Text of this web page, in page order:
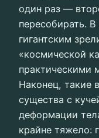
один раз —
пересобирать.
гигантским
«космической
практическими
Наконец, такие
существа с
деформации
крайне тяжело: